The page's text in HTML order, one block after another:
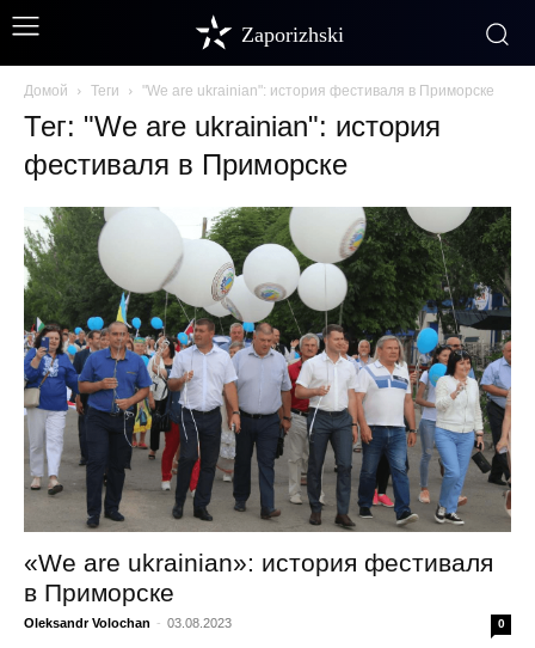
Zaporizhski
Домой Теги "We are ukrainian": история фестиваля в Приморске
Тег: "We are ukrainian": история
фестиваля в Приморске
«We are ukrainian»: история фестиваля
в Приморске
Oleksandr Volochan - 03.08.2023 0